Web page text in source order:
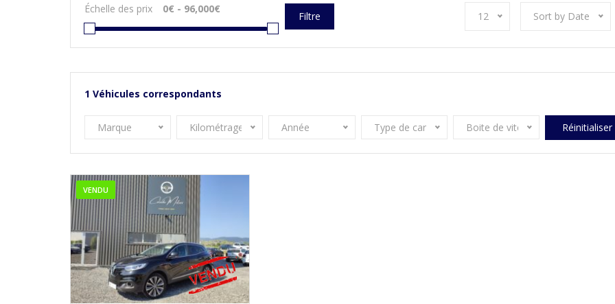
Échelle des prix
Filtre 12 Sort by Date
1 Véhicules correspondants
Marque Kilométrage Année Type de carburant Boite de vitesse Réinitialiser
VENDU